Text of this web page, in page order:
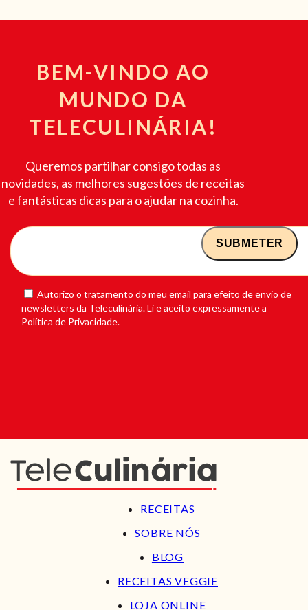
BEM-VINDO AO
MUNDO DA
TELECULINÁRIA!
Queremos partilhar consigo todas as
novidades, as melhores sugestões de receitas
e fantásticas dicas para o ajudar na cozinha.
Autorizo o tratamento do meu email para efeito de envio de
newsletters da Teleculinária. Li e aceito expressamente a
Política de Privacidade.
RECEITAS
SOBRE NÓS
BLOG
RECEITAS VEGGIE
LOJA ONLINE